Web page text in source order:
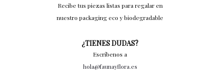
Recibe tus piezas listas para regalar en
nuestro packaging eco y biodegradable
¿TIENES DUDAS?
Escríbenos a
hola@faunayflora.es